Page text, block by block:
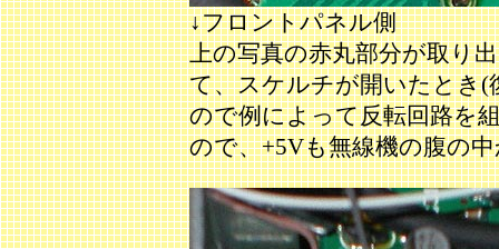
↓フロントパネル側
上の写真の赤丸部分が取り
て、スケルチが開いたとき(
ので例によって反転回路を
ので、+5Vも無線機の腹の